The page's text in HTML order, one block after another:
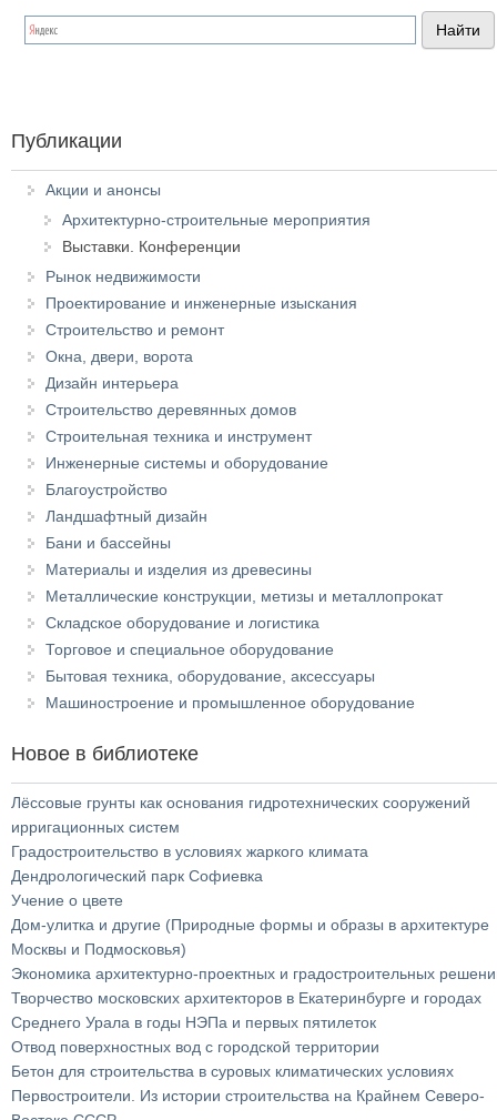
Публикации
Акции и анонсы
Архитектурно-строительные мероприятия
Выставки. Конференции
Рынок недвижимости
Проектирование и инженерные изыскания
Строительство и ремонт
Окна, двери, ворота
Дизайн интерьера
Строительство деревянных домов
Строительная техника и инструмент
Инженерные системы и оборудование
Благоустройство
Ландшафтный дизайн
Бани и бассейны
Материалы и изделия из древесины
Металлические конструкции, метизы и металлопрокат
Складское оборудование и логистика
Торговое и специальное оборудование
Бытовая техника, оборудование, аксессуары
Машиностроение и промышленное оборудование
Новое в библиотеке
Лёссовые грунты как основания гидротехнических сооружений
ирригационных систем
Градостроительство в условиях жаркого климата
Дендрологический парк Софиевка
Учение о цвете
Дом-улитка и другие (Природные формы и образы в архитектуре
Москвы и Подмосковья)
Экономика архитектурно-проектных и градостроительных
Творчество московских архитекторов в Екатеринбурге и городах
Среднего Урала в годы НЭПа и первых пятилеток
Отвод поверхностных вод с городской территории
Бетон для строительства в суровых климатических условиях
Первостроители. Из истории строительства на Крайнем Северо-